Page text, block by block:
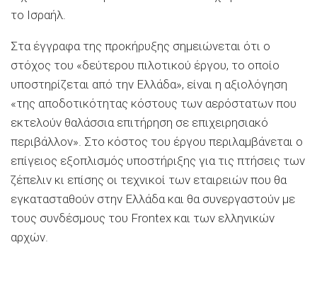
το Ισραήλ.
Στα έγγραφα της προκήρυξης σημειώνεται ότι ο
στόχος του «δεύτερου πιλοτικού έργου, το οποίο
υποστηρίζεται από την Ελλάδα», είναι η αξιολόγηση
«της αποδοτικότητας κόστους των αερόστατων που
εκτελούν θαλάσσια επιτήρηση σε επιχειρησιακό
περιβάλλον». Στο κόστος του έργου περιλαμβάνεται ο
επίγειος εξοπλισμός υποστήριξης για τις πτήσεις των
ζέπελιν κι επίσης οι τεχνικοί των εταιρειών που θα
εγκατασταθούν στην Ελλάδα και θα συνεργαστούν με
τους συνδέσμους του Frontex και των ελληνικών
αρχών.